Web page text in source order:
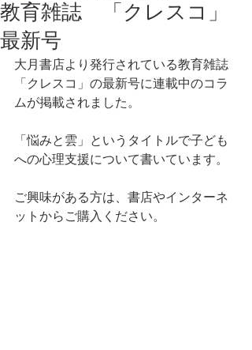
教育雑誌 「クレスコ」
最新号
大月書店より発行されている教育雑誌
「クレスコ」の最新号に連載中のコラ
ムが掲載されました。
「悩みと雲」というタイトルで子ども
への心理支援について書いています。
ご興味がある方は、書店やインターネ
ットからご購入ください。